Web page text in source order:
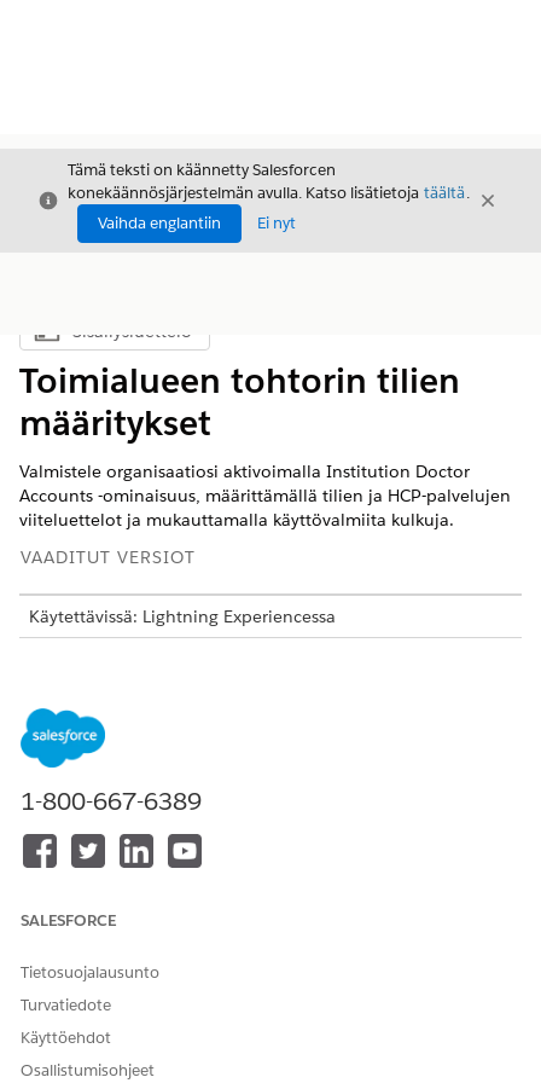
Sulje
Tämä teksti on käännetty Salesforcen
konekäännösjärjestelmän avulla. Katso lisätietoja täältä.
Vaihda englantiin
Ei nyt
Sulje
Näytä sisällysluettelo
Sisällysluettelo
Toimialueen tohtorin tilien
määritykset
Valmistele organisaatiosi aktivoimalla Institution Doctor
Accounts -ominaisuus, määrittämällä tilien ja HCP-palvelujen
viiteluettelot ja mukauttamalla käyttövalmiita kulkuja.
VAADITUT VERSIOT
Käytettävissä: Lightning Experiencessa
Customer Engagement -hallitulla paketilla.
Tohtorin tilien ottaminen käyttöön
Auta kentän myyntiedustajia sieppaamaan
HCO:ssa ottamalla ominaisuus käyttöön
organisaatiotasolla.
Toimialueen lääkärin tilin kulut
-tilien hallintaan. Mukauta näitä kulkuja toimialueen
Toimialueen lääkärin tilin pääkäyttäjän konsolin
1-800-667-6389
SALESFORCE
Tietosuojalausunto
Turvatiedote
Käyttöehdot
Osallistumisohjeet